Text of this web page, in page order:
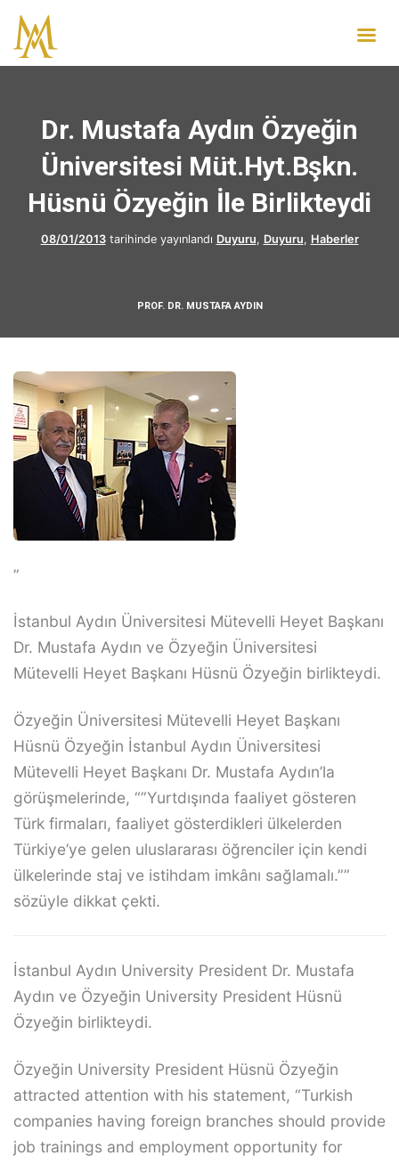
Dr. Mustafa Aydın Özyeğin
Üniversitesi Müt.Hyt.Bşkn.
Hüsnü Özyeğin İle Birlikteydi
08/01/2013tarihinde yayınlandı Duyuru, Duyuru, Haberler
PROF. DR. MUSTAFA AYDIN
”
İstanbul Aydın Üniversitesi Mütevelli Heyet Başkanı
Dr. Mustafa Aydın ve Özyeğin Üniversitesi
Mütevelli Heyet Başkanı Hüsnü Özyeğin birlikteydi.
Özyeğin Üniversitesi Mütevelli Heyet Başkanı
Hüsnü Özyeğin İstanbul Aydın Üniversitesi
Mütevelli Heyet Başkanı Dr. Mustafa Aydın’la
görüşmelerinde, “”Yurtdışında faaliyet gösteren
Türk firmaları, faaliyet gösterdikleri ülkelerden
Türkiye’ye gelen uluslararası öğrenciler için kendi
ülkelerinde staj ve istihdam imkânı sağlamalı.””
sözüyle dikkat çekti.
İstanbul Aydın University President Dr. Mustafa
Aydın ve Özyeğin University President Hüsnü
Özyeğin birlikteydi.
Özyeğin University President Hüsnü Özyeğin
attracted attention with his statement, “Turkish
companies having foreign branches should provide
job trainings and employment opportunity for